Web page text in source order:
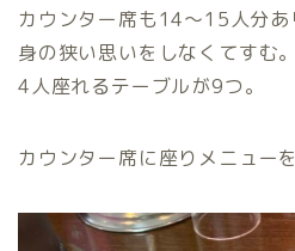
カウンター席も14〜15人分
身の狭い思いをしなくてすむ。
4人座れるテーブルが9つ。
カウンター席に座りメニュー